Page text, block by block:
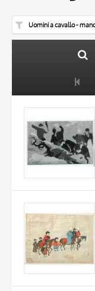
Uomini a cavallo -